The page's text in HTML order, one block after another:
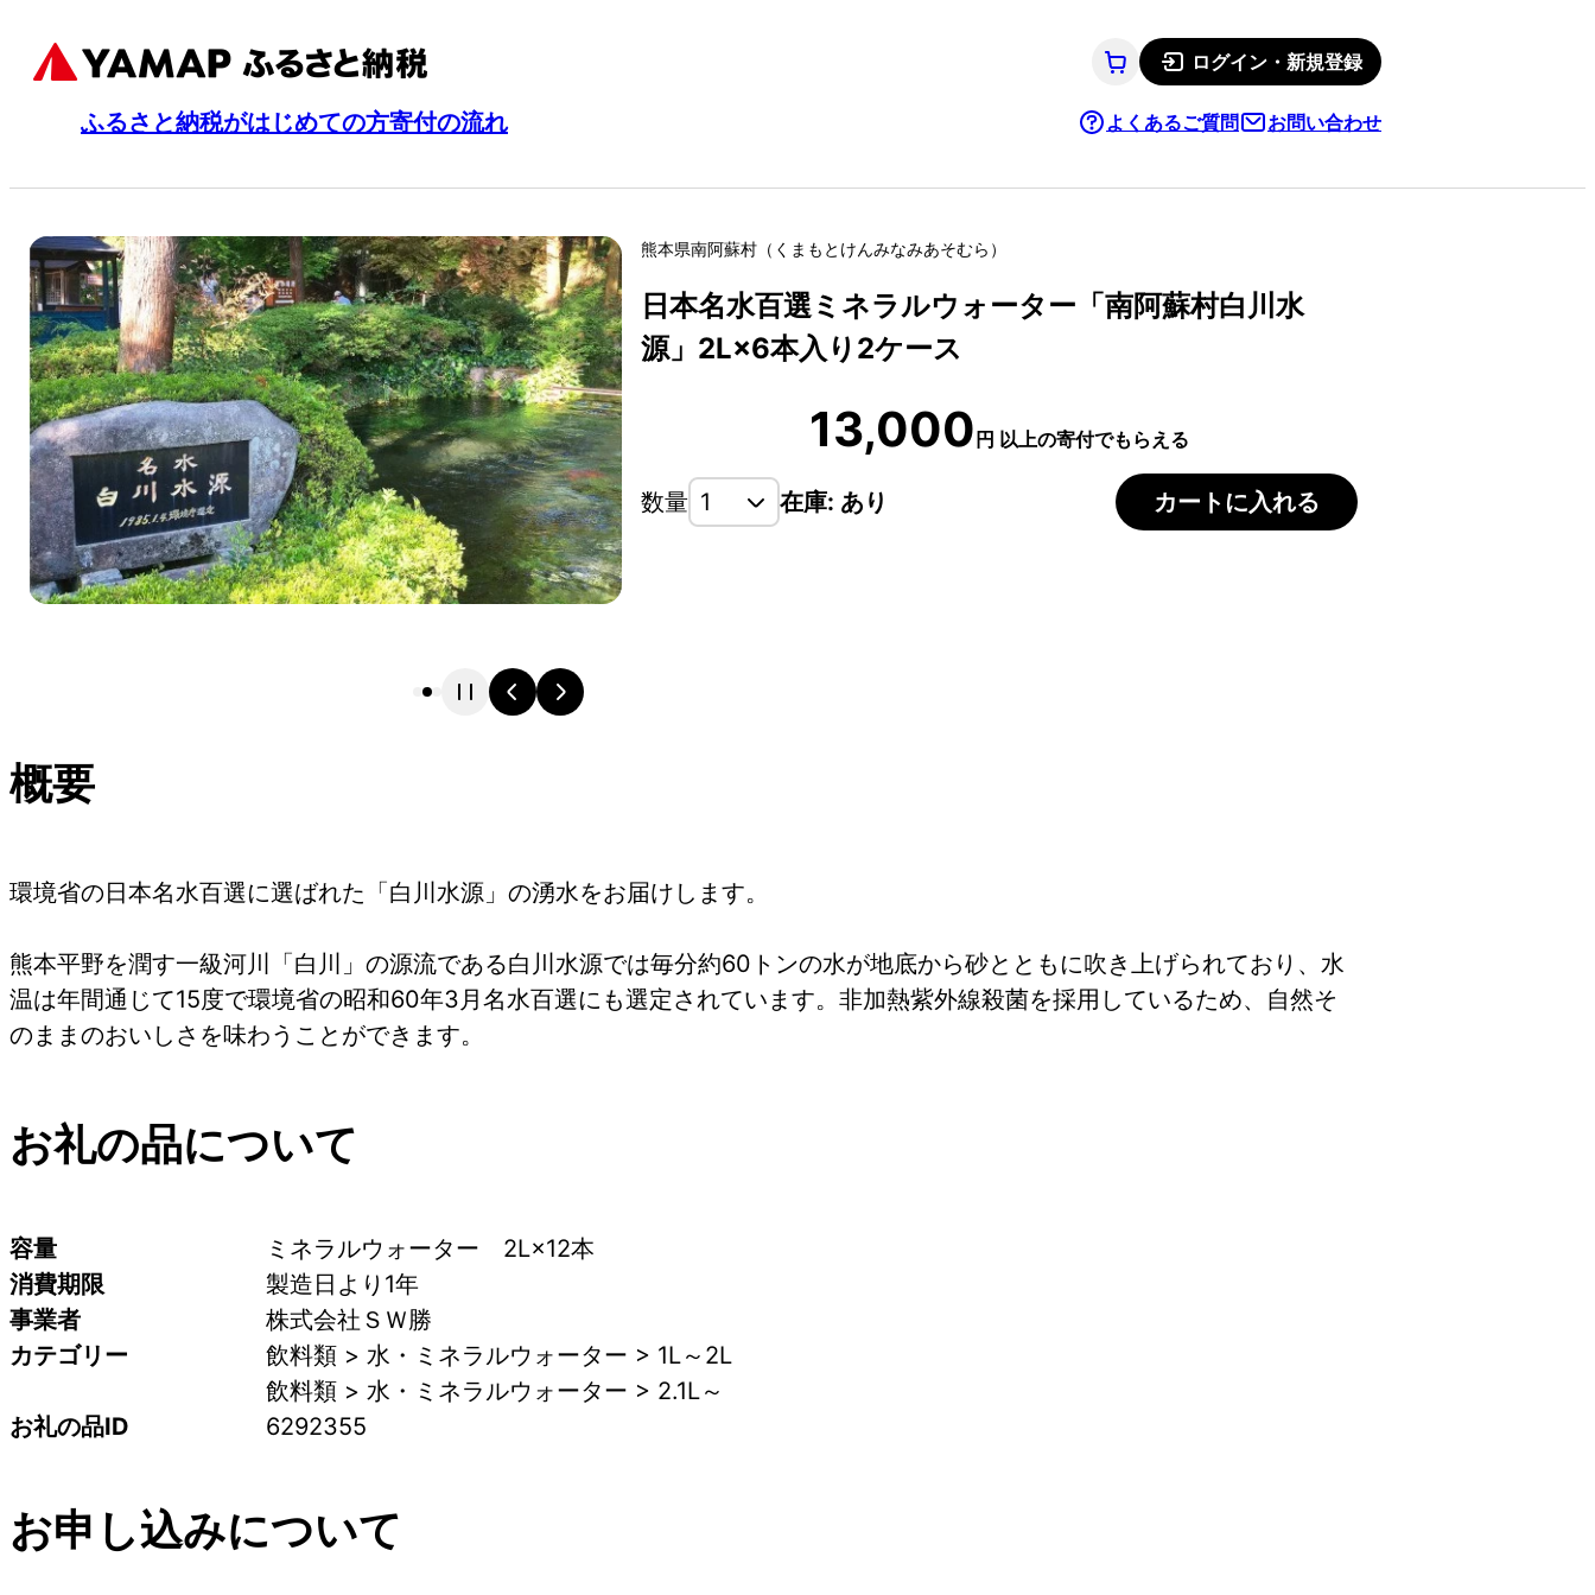
ログイン・新規登録
ふるさと納税がはじめての方寄付の流れ よくあるご質問 お問い合わせ
熊本県南阿蘇村 （ くまもとけんみなみあそむら ）
日本名水百選ミネラルウォーター「南阿蘇村白川水
源」2L×6本入り2ケース
13,000円 以上の寄付でもらえる
数量 在庫: あり カートに入れる
概要
環境省の日本名水百選に選ばれた「白川水源」の湧水をお届けします。
熊本平野を潤す一級河川「白川」の源流である白川水源では毎分約60トンの水が地底から砂とともに吹き上げられており、水
温は年間通じて15度で環境省の昭和60年3月名水百選にも選定されています。非加熱紫外線殺菌を採用しているため、自然そ
のままのおいしさを味わうことができます。
お礼の品について
容量
ミネラルウォーター　2L×12本
消費期限
製造日より1年
事業者
株式会社ＳＷ勝
カテゴリー
飲料類 > 水・ミネラルウォーター > 1L～2L
飲料類 > 水・ミネラルウォーター > 2.1L～
お礼の品ID
6292355
お申し込みについて